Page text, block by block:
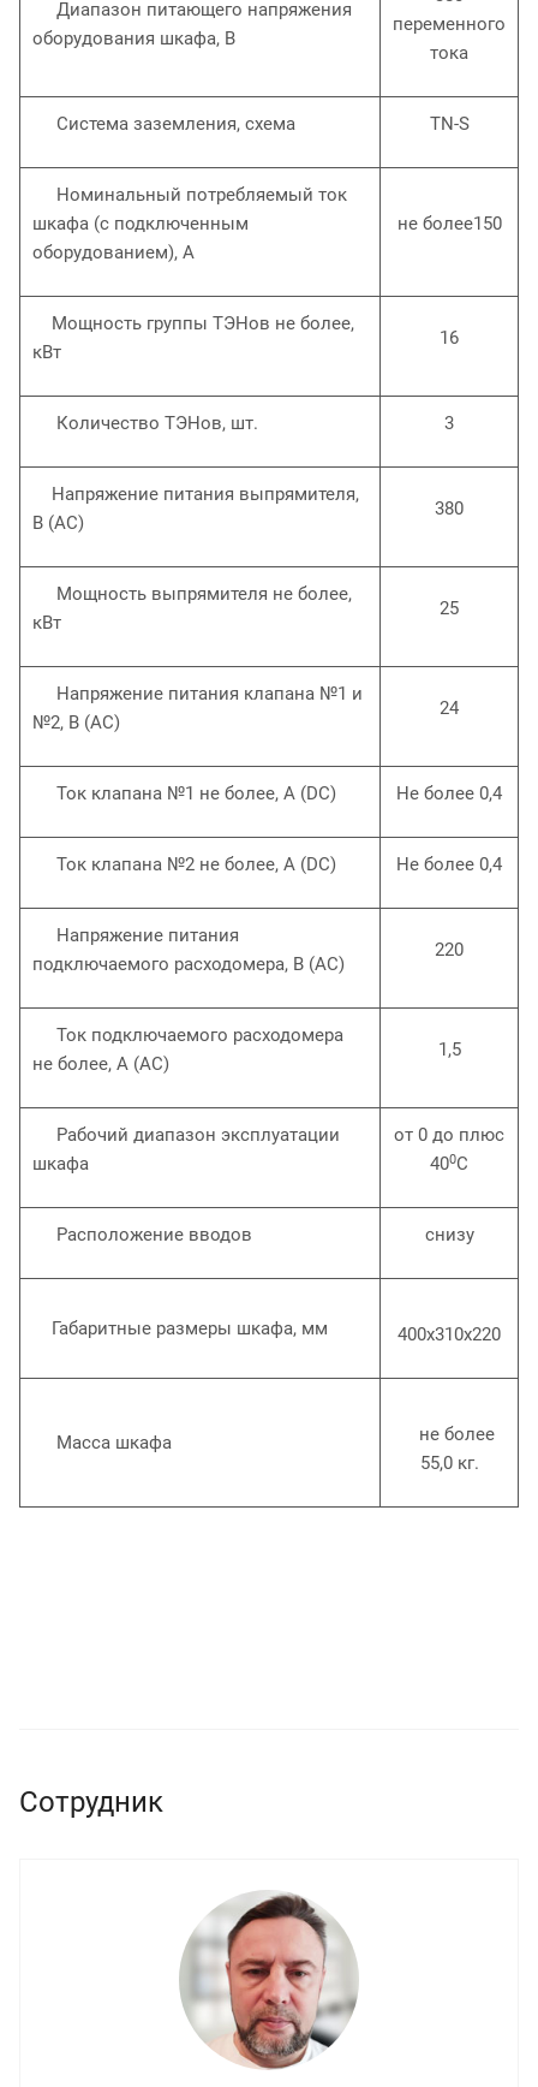
Диапазон питающего напряжения
оборудования шкафа, В
переменного
тока
Система заземления, схема TN-S
Номинальный потребляемый ток
шкафа (с подключенным
оборудованием), А
не более150
Мощность группы ТЭНов не более,
кВт
16
Количество ТЭНов, шт. 3
Напряжение питания выпрямителя,
В (АС)
380
Мощность выпрямителя не более,
кВт
25
Напряжение питания клапана №1 и
№2, В (АС)
24
Ток клапана №1 не более, А (DC) Не более 0,4
Ток клапана №2 не более, А (DC) Не более 0,4
Напряжение питания
подключаемого расходомера, В (АC)
220
Ток подключаемого расходомера
не более, А (АC)
1,5
Рабочий диапазон эксплуатации
шкафа
от 0 до плюс
400С
Расположение вводов снизу
Габаритные размеры шкафа, мм 400х310х220
Масса шкафа
не более
55,0 кг.
Сотрудник